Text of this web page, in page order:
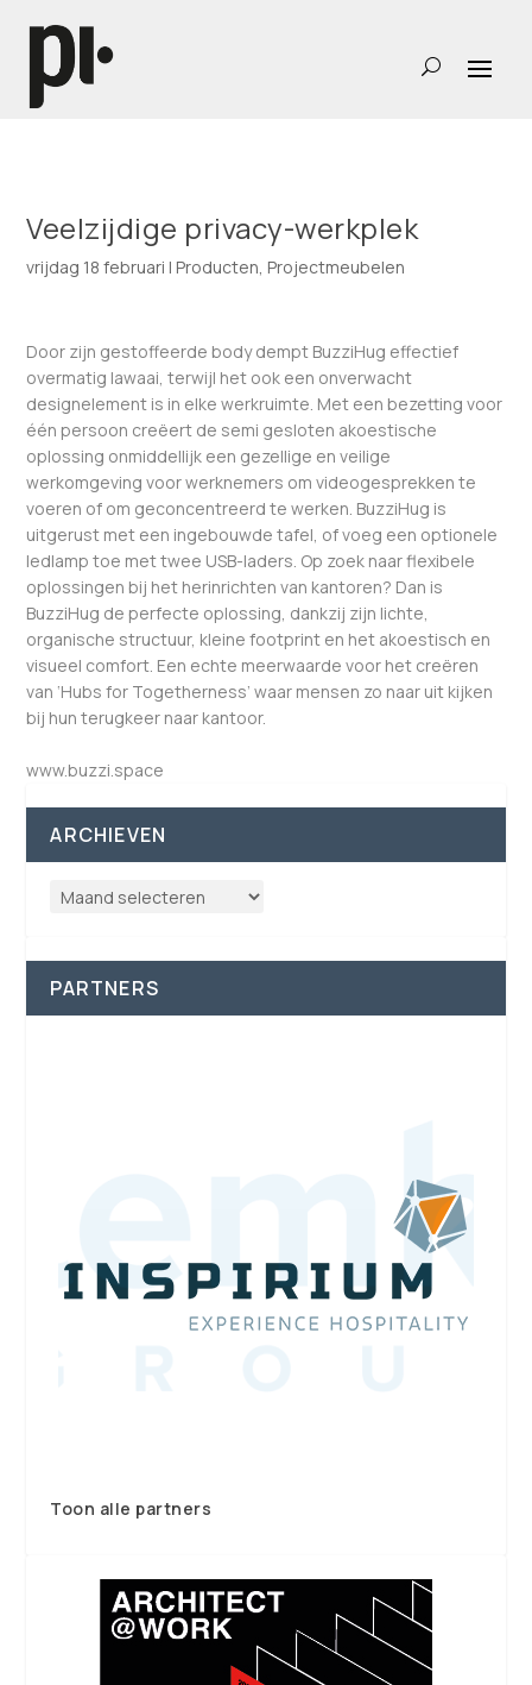
Veelzijdige privacy-werkplek
vrijdag 18 februari | Producten, Projectmeubelen
Door zijn gestoffeerde body dempt BuzziHug effectief
overmatig lawaai, terwijl het ook een onverwacht
designelement is in elke werkruimte. Met een bezetting voor
één persoon creëert de semi gesloten akoestische
oplossing onmiddellijk een gezellige en veilige
werkomgeving voor werknemers om videogesprekken te
voeren of om geconcentreerd te werken. BuzziHug is
uitgerust met een ingebouwde tafel, of voeg een optionele
ledlamp toe met twee USB-laders. Op zoek naar flexibele
oplossingen bij het herinrichten van kantoren? Dan is
BuzziHug de perfecte oplossing, dankzij zijn lichte,
organische structuur, kleine footprint en het akoestisch en
visueel comfort. Een echte meerwaarde voor het creëren
van ‘Hubs for Togetherness’ waar mensen zo naar uit kijken
bij hun terugkeer naar kantoor.
www.buzzi.space
ARCHIEVEN
PARTNERS
Toon alle partners